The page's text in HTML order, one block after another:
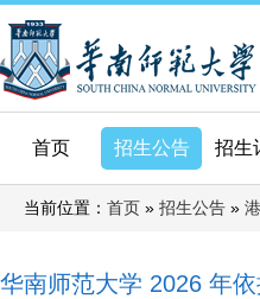
首页 招生公告 招生
当前位置： 首页 » 招生公告 »
华南师范大学 2026 年